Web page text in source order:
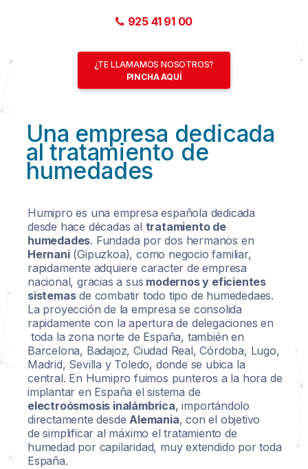
Unidad Ventilación Inteligente 2.002
925 41 91 00
¿TE LLAMAMOS NOSOTROS?
PINCHA AQUÍ
Una empresa dedicada
al tratamiento de
humedades
Humipro es una empresa española dedicada
desde hace décadas al tratamiento de
humedades. Fundada por dos hermanos en
Hernani(Gipuzkoa), como negocio familiar,
rapidamente adquiere caracter de empresa
nacional, gracias a sus modernos y eficientes
sistemasde combatir todo tipo de humededaes.
La proyección de la empresa se consolida
rapidamente con la apertura de delegaciones en
toda la zona norte de España, también en
Barcelona, Badajoz, Ciudad Real, Córdoba, Lugo,
Madrid, Sevilla y Toledo, donde se ubica la
central. En Humipro fuimos punteros a la hora de
implantar en España el sistema de
electroósmosis inalámbrica, importándolo
directamente desdeAlemania, con el objetivo
de simplificar al máximo el tratamiento de
humedad por capilaridad, muy extendido por toda
España.